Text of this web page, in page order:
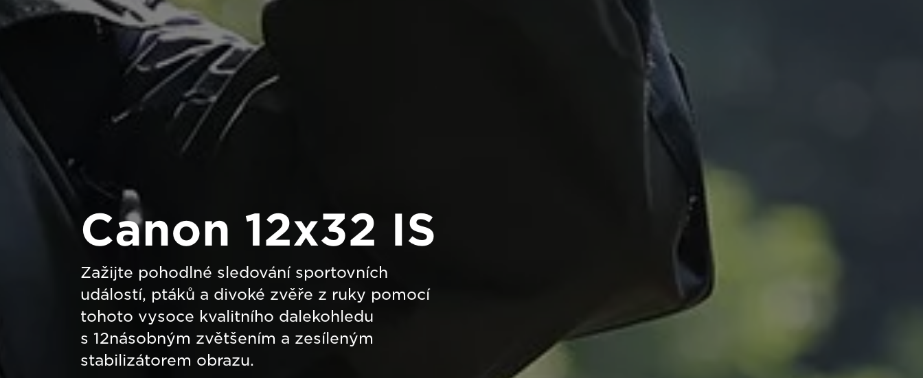
Canon 12x32 IS
Zažijte pohodlné sledování sportovních
událostí, ptáků a divoké zvěře z ruky pomocí
tohoto vysoce kvalitního dalekohledu
s 12násobným zvětšením a zesíleným
stabilizátorem obrazu.